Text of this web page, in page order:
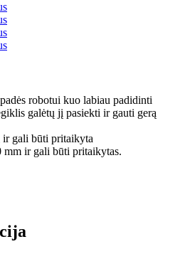
robotui kuo labiau padidinti
galėtų jį pasiekti ir gauti gerą
gali būti pritaikyta
ir gali būti pritaikytas.